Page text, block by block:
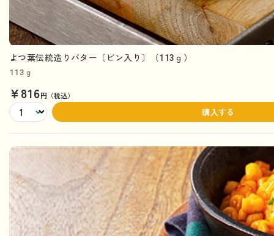
よつ葉伝統造りバター〔ビン入り〕（113ｇ）
113ｇ
¥816円（税込）
購入する